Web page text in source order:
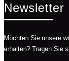
Newsletter
Möchten Sie unsere
erhalten? Tragen Sie